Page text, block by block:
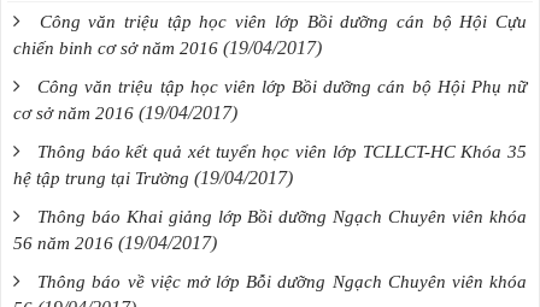
Công văn triệu tập học viên lớp Bồi dưỡng cán bộ Hội Cựu
chiến binh cơ sở năm 2016 (19/04/2017)
Công văn triệu tập học viên lớp Bồi dưỡng cán bộ Hội Phụ nữ
cơ sở năm 2016 (19/04/2017)
Thông báo kết quả xét tuyển học viên lớp TCLLCT-HC Khóa 35
hệ tập trung tại Trường (19/04/2017)
Thông báo Khai giảng lớp Bồi dưỡng Ngạch Chuyên viên khóa
56 năm 2016 (19/04/2017)
Thông báo về việc mở lớp Bỗi dưỡng Ngạch Chuyên viên khóa